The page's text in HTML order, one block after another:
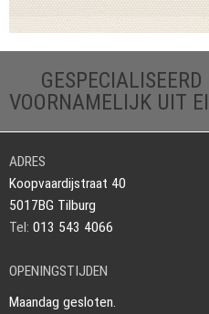
VOORNAMELIJK UIT
ADRES
Koopvaardijstraat 40
5017BG Tilburg
Tel: 013 543 4066
OPENINGSTIJDEN
Maandag gesloten.